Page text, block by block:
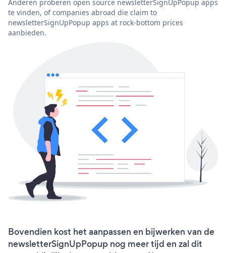
Anderen proberen open source newsletterSignUpPopup apps
te vinden, of companies abroad die claim to
newsletterSignUpPopup apps at rock-bottom prices
aanbieden.
Bovendien kost het aanpassen en bijwerken van de
newsletterSignUpPopup nog meer tijd en zal dit